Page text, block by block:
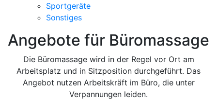
Sportgeräte
Sonstiges
Angebote für Büromassage
Die Büromassage wird in der Regel vor Ort am
Arbeitsplatz und in Sitzposition durchgeführt. Das
Angebot nutzen Arbeitskräft im Büro, die unter
Verpannungen leiden.